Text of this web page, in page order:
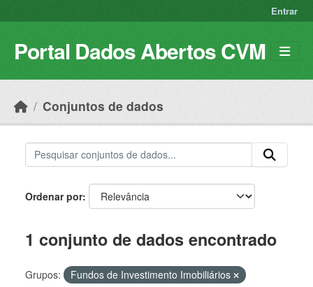
Entrar
Portal Dados Abertos CVM
Conjuntos de dados
Ordenar por
1 conjunto de dados encontrado
Grupos:
Fundos de Investimento Imobiliários